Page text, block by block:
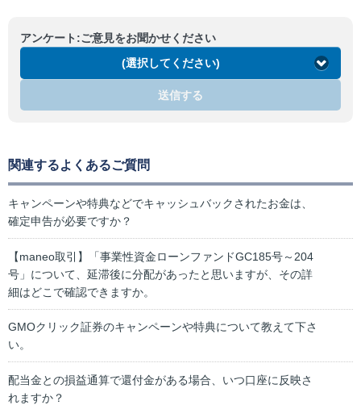
アンケート:ご意見をお聞かせください
(選択してください)
送信する
関連するよくあるご質問
キャンペーンや特典などでキャッシュバックされたお金は、
確定申告が必要ですか？
【maneo取引】「事業性資金ローンファンドGC185号～204
号」について、延滞後に分配があったと思いますが、その詳
細はどこで確認できますか。
GMOクリック証券のキャンペーンや特典について教えて下さ
い。
配当金との損益通算で還付金がある場合、いつ口座に反映さ
れますか？